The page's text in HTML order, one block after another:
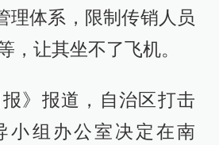
理体系，限制传销人员
，让其坐不了飞机。
》报道，自治区打击
小组办公室决定在南